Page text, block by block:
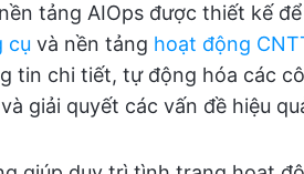
tảng AIOps được thiết kế
cụ và nền tảng hoạt động
tin chi tiết, tự động hóa các
giải quyết các vấn đề hiệu